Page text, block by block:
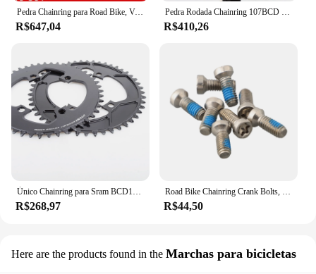
Pedra Chainring para Road Bike, Velocidade 8 Parafusos para Cascalho Oco, Montagem Direta Rápida, 12s Força Vermelho, Sram, 9 Velocidade, 10 Velocidade, 11 Velocidade
R$647,04
Pedra Rodada Chainring 107BCD para Sram Rival AXS Flattop Crankset 107 Bcd MTB Montanha Chainwheel 34-60T
R$410,26
Único Chainring para Sram BCD107 Rival AXS 12 Velocidade Narrow Wide 34T para 60T Anel
R$268,97
Road Bike Chainring Crank Bolts, MTB Fixed Gear Cycling Crankset Parts, Sram, QUARQ, Rival, Força AXS, Vermelho, 12 Velocidade, 8 Pcs
R$44,50
Here are the products found in the Marchas para bicicletas